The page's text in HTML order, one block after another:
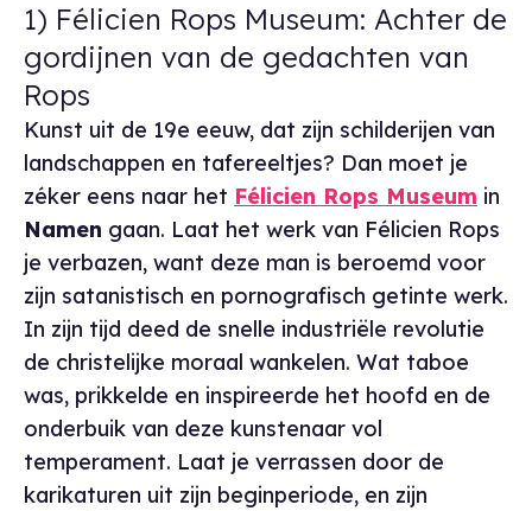
1) Félicien Rops Museum: Achter de
gordijnen van de gedachten van
Rops
Kunst uit de 19e eeuw, dat zijn schilderijen van
landschappen en tafereeltjes? Dan moet je
zéker eens naar het Félicien Rops Museum in
Namen gaan. Laat het werk van Félicien Rops
je verbazen, want deze man is beroemd voor
zijn satanistisch en pornografisch getinte werk.
In zijn tijd deed de snelle industriële revolutie
de christelijke moraal wankelen. Wat taboe
was, prikkelde en inspireerde het hoofd en de
onderbuik van deze kunstenaar vol
temperament. Laat je verrassen door de
karikaturen uit zijn beginperiode, en zijn